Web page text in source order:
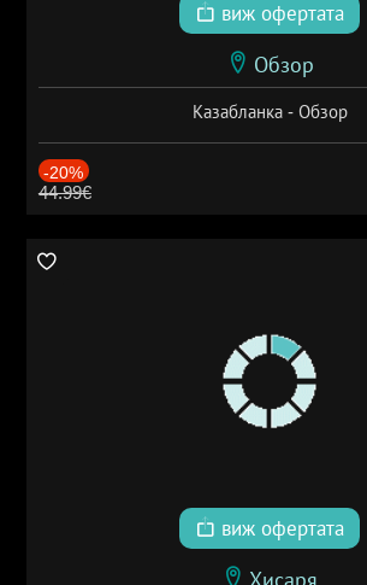
виж офертата
Обзор
Казабланка - Обзор
-20%
44.99€
виж офертата
Хисаря